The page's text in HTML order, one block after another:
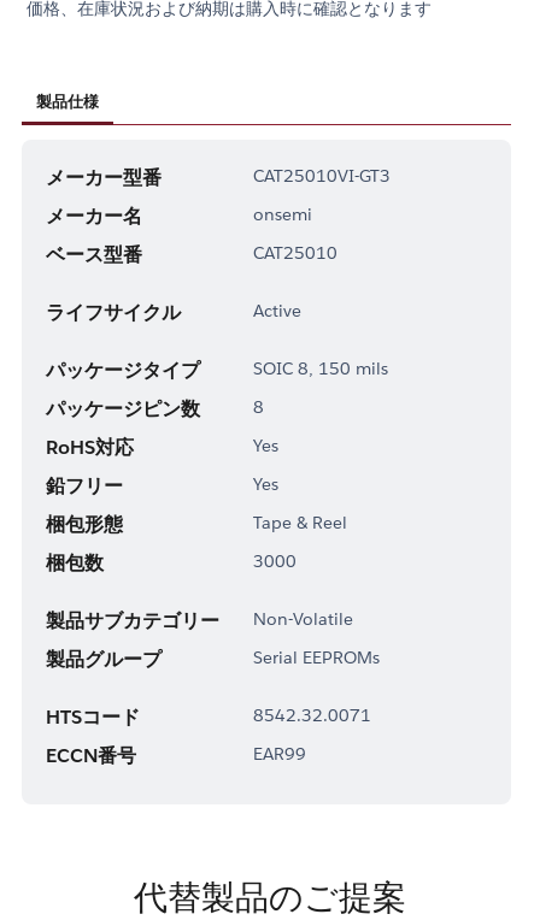
価格、在庫状況および納期は購入時に確認となります
製品仕様
メーカー型番 CAT25010VI-GT3
メーカー名 onsemi
ベース型番 CAT25010
ライフサイクル Active
パッケージタイプ SOIC 8, 150 mils
パッケージピン数 8
RoHS対応 Yes
鉛フリー Yes
梱包形態 Tape & Reel
梱包数 3000
製品サブカテゴリー Non-Volatile
製品グループ Serial EEPROMs
HTSコード 8542.32.0071
ECCN番号 EAR99
代替製品のご提案